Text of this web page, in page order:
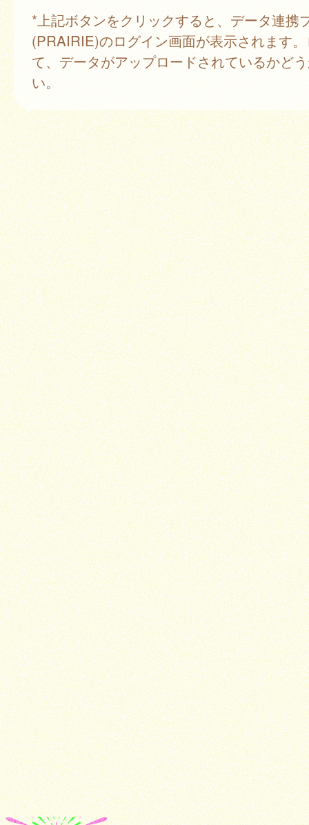
*上記ボタンをクリックすると、データ連携
(PRAIRIE)のログイン画面が表示されます
て、データがアップロードされているかど
い。